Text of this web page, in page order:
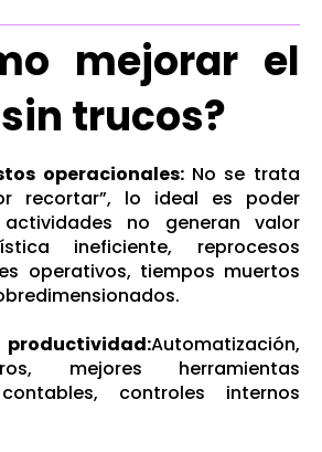
mejorar el
sin trucos?
operacionales: No se trata
recortar”, lo ideal es poder
no generan valor
ineficiente, reprocesos
operativos, tiempos muertos
Automatización,
mejores herramientas
controles internos